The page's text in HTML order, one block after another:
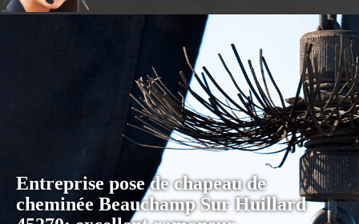
Entreprise pose de chapeau de
cheminée Beauchamp Sur Huillard